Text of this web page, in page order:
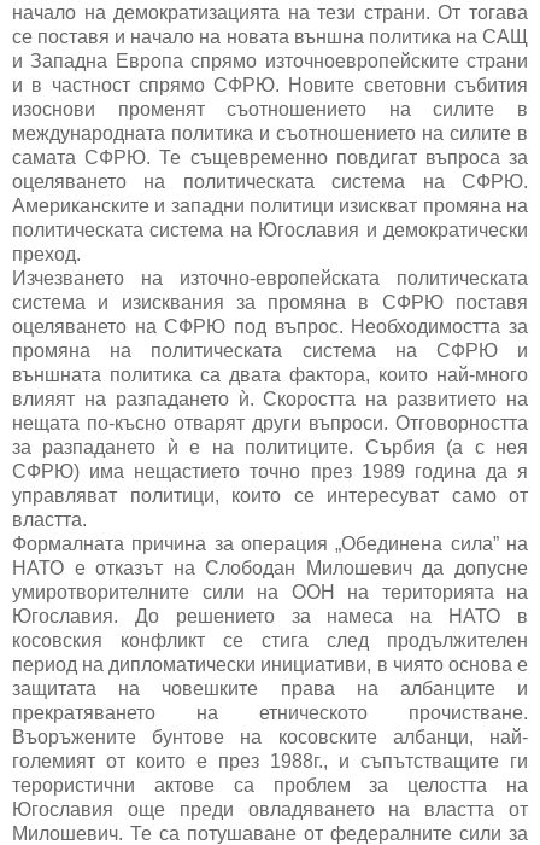
начало на демократизацията на тези страни. От тогава
се поставя и начало на новата външна политика на САЩ
и Западна Европа спрямо източноевропейските страни
и в частност спрямо СФРЮ. Новите световни събития
изоснови променят съотношението на силите в
международната политика и съотношението на силите в
самата СФРЮ. Те същевременно повдигат въпроса за
оцеляването на политическата система на СФРЮ.
Американските и западни политици изискват промяна на
политическата система на Югославия и демократически
преход.
Изчезването на източно-европейската политическата
система и изисквания за промяна в СФРЮ поставя
оцеляването на СФРЮ под въпрос. Необходимостта за
промяна на политическата система на СФРЮ и
външната политика са двата фактора, които най-много
влияят на разпадането ѝ. Скоростта на развитието на
нещата по-късно отварят други въпроси. Отговорността
за разпадането ѝ е на политиците. Сърбия (а с нея
СФРЮ) има нещастието точно през 1989 година да я
управляват политици, които се интересуват само от
властта.
Формалната причина за операция „Обединена сила” на
НАТО е отказът на Слободан Милошевич да допусне
умиротворителните сили на ООН на територията на
Югославия. До решението за намеса на НАТО в
косовския конфликт се стига след продължителен
период на дипломатически инициативи, в чиято основа е
защитата на човешките права на албанците и
прекратяването на етническото прочистване.
Въоръжените бунтове на косовските албанци, най-
големият от които е през 1988г., и съпътстващите ги
терористични актове са проблем за целостта на
Югославия още преди овладяването на властта от
Милошевич. Те са потушаване от федералните сили за